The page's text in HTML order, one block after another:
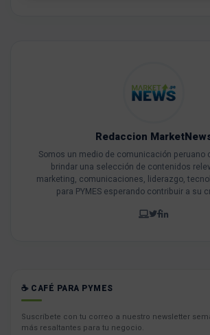
Redaccion
Somos un medio de comunicación peruano
brindar una selección de contenidos
marketing, comunicaciones, liderazgo,
para PYMES esperando contribuir a su
☕ CAFÉ PARA PYMES
Suscríbete con tu correo a nuestro newsletter
más resaltantes para tu negocio.